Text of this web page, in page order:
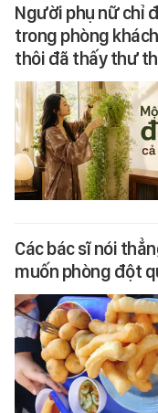
Người phụ nữ chỉ
trong phòng
thôi đã thấy thư
Các bác sĩ nói
muốn phòng đột